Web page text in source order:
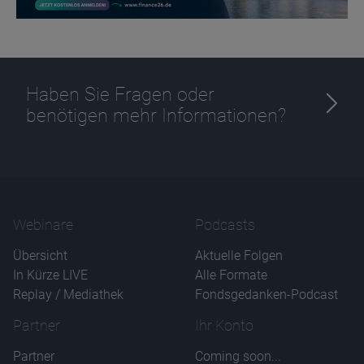
Haben Sie Fragen oder
benötigen mehr Informationen?
Webinare
Übersicht
In Kürze LIVE
Replay / Mediathek
Podcasts
Aktuelle Folgen
Alle Formate
Fondsgedanken-Podcast
Partner
Partner
Ihr Konto
Coming soon...